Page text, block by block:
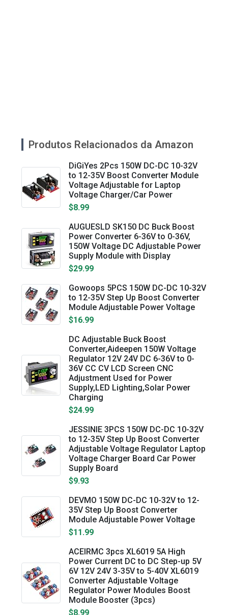
Produtos Relacionados da Amazon
DiGiYes 2Pcs 150W DC-DC 10-32V
to 12-35V Boost Converter Module
Voltage Adjustable for Laptop
Voltage Charger/Car Power
$8.99
AUGUESLD SK150 DC Buck Boost
Power Converter 6-36V to 0-36V,
150W Voltage DC Adjustable Power
Supply Module with Display
$29.99
Gowoops 5PCS 150W DC-DC 10-32V
to 12-35V Step Up Boost Converter
Module Adjustable Power Voltage
$16.99
DC Adjustable Buck Boost
Converter,Aideepen 150W Voltage
Regulator 12V 24V DC 6-36V to 0-
36V CC CV LCD Screen CNC
Adjustment Used for Power
Supply,LED Lighting,Solar Power
Charging
$24.99
JESSINIE 3PCS 150W DC-DC 10-32V
to 12-35V Step Up Boost Converter
Adjustable Voltage Regulator Laptop
Voltage Charger Board Car Power
Supply Board
$9.93
DEVMO 150W DC-DC 10-32V to 12-
35V Step Up Boost Converter
Module Adjustable Power Voltage
$11.99
ACEIRMC 3pcs XL6019 5A High
Power Current DC to DC Step-up 5V
6V 12V 24V 3-35V to 5-40V XL6019
Converter Adjustable Voltage
Regulator Power Modules Boost
Module Booster (3pcs)
$8.99